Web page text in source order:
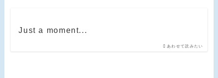
あわせて読みたい
Just a moment...